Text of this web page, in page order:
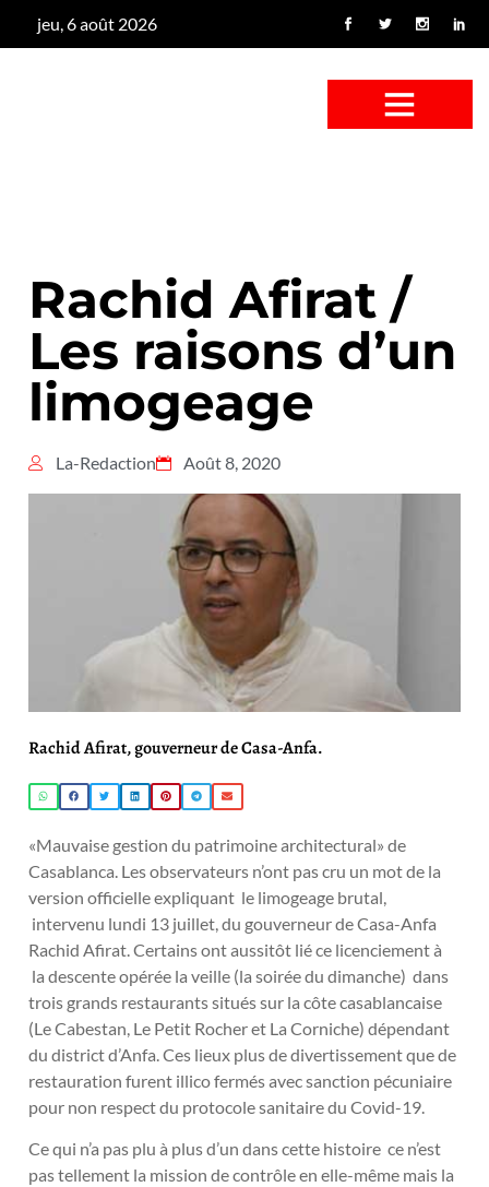
jeu, 6 août 2026
Rachid Afirat /
Les raisons d’un
limogeage
La-Redaction Août 8, 2020
Rachid Afirat, gouverneur de Casa-Anfa.
«Mauvaise gestion du patrimoine architectural» de
Casablanca. Les observateurs n’ont pas cru un mot de la
version officielle expliquant le limogeage brutal,
intervenu lundi 13 juillet, du gouverneur de Casa-Anfa
Rachid Afirat. Certains ont aussitôt lié ce licenciement à
la descente opérée la veille (la soirée du dimanche) dans
trois grands restaurants situés sur la côte casablancaise
(Le Cabestan, Le Petit Rocher et La Corniche) dépendant
du district d’Anfa. Ces lieux plus de divertissement que de
restauration furent illico fermés avec sanction pécuniaire
pour non respect du protocole sanitaire du Covid-19.
Ce qui n’a pas plu à plus d’un dans cette histoire ce n’est
pas tellement la mission de contrôle en elle-même mais la